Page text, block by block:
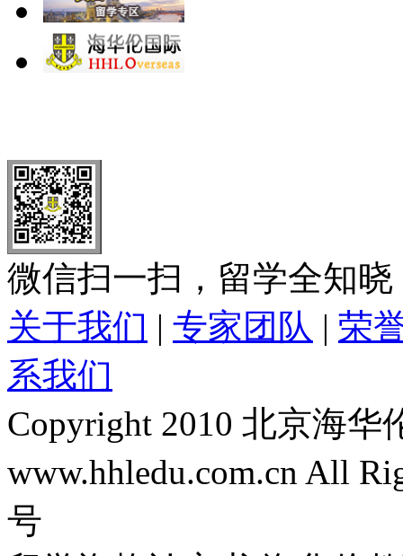
微信扫一扫，留学全知晓
关于我们 | 专家团队 | 荣
系我们
Copyright 2010 北京海
www.hhledu.com.cn All
号